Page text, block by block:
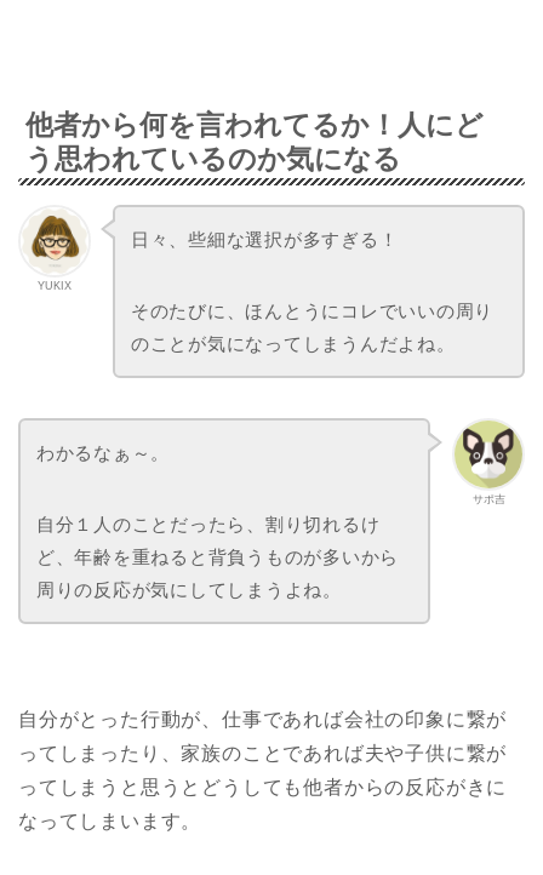
他者から何を言われてるか！人にど
う思われているのか気になる
YUKIX
日々、些細な選択が多すぎる！
そのたびに、ほんとうにコレでいいの周り
のことが気になってしまうんだよね。
サポ吉
わかるなぁ～。
自分１人のことだったら、割り切れるけ
ど、年齢を重ねると背負うものが多いから
周りの反応が気にしてしまうよね。
自分がとった行動が、仕事であれば会社の印象に繋が
ってしまったり、家族のことであれば夫や子供に繋が
ってしまうと思うとどうしても他者からの反応がきに
なってしまいます。